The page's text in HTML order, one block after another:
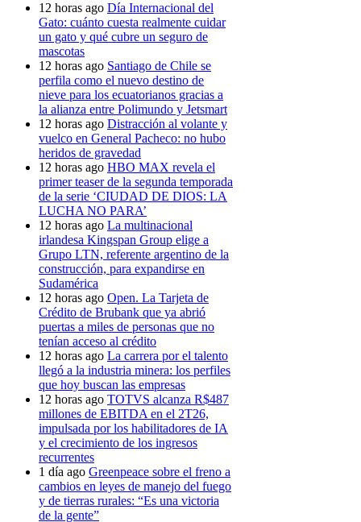
12 horas ago Día Internacional del
Gato: cuánto cuesta realmente cuidar
un gato y qué cubre un seguro de
mascotas
12 horas ago Santiago de Chile se
perfila como el nuevo destino de
nieve para los ecuatorianos gracias a
la alianza entre Polimundo y Jetsmart
12 horas ago Distracción al volante y
vuelco en General Pacheco: no hubo
heridos de gravedad
12 horas ago HBO MAX revela el
primer teaser de la segunda temporada
de la serie ‘CIUDAD DE DIOS: LA
LUCHA NO PARA’
12 horas ago La multinacional
irlandesa Kingspan Group elige a
Grupo LTN, referente argentino de la
construcción, para expandirse en
Sudamérica
12 horas ago Open. La Tarjeta de
Crédito de Brubank que ya abrió
puertas a miles de personas que no
tenían acceso al crédito
12 horas ago La carrera por el talento
llegó a la industria minera: los perfiles
que hoy buscan las empresas
12 horas ago TOTVS alcanza R$487
millones de EBITDA en el 2T26,
impulsada por los habilitadores de IA
y el crecimiento de los ingresos
recurrentes
1 día ago Greenpeace sobre el freno a
cambios en leyes de manejo del fuego
y de tierras rurales: “Es una victoria
de la gente”